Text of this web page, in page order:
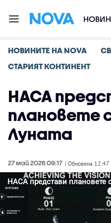
НОВИНИТЕ НА NOVA
СТАРИЯТ КОНТИНЕНТ
НАСА
плановете
Луната
27 май 2026 09:17 | Обновена 12:47